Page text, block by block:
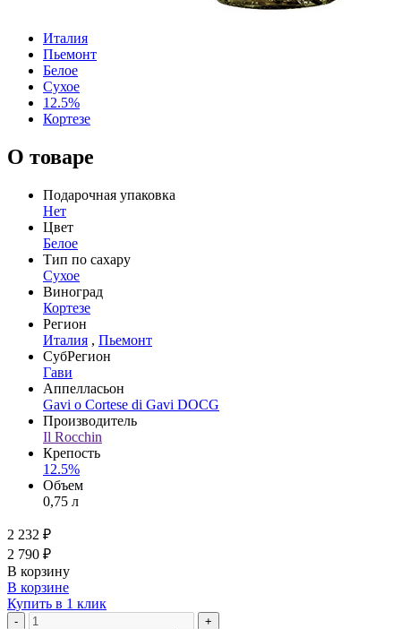
Италия
Пьемонт
Белое
Сухое
12.5%
Кортезе
О товаре
Подарочная упаковка
Нет
Цвет
Белое
Тип по сахару
Сухое
Виноград
Кортезе
Регион
Италия , Пьемонт
СубРегион
Гави
Аппелласьон
Gavi o Cortese di Gavi DOCG
Производитель
Il Rocchin
Крепость
12.5%
Объем
0,75 л
2 232 ₽
2 790 ₽
В корзину
В корзине
Купить в 1 клик
- +